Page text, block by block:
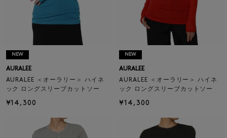
NEW
AURALEE
AURALEE ＜オーラリー＞ ハイネ
ック ロングスリーブカットソー
¥14,300
NEW
AURALEE
AURALEE ＜オーラリー＞ ハイネ
ック ロングスリーブカットソー
¥14,300